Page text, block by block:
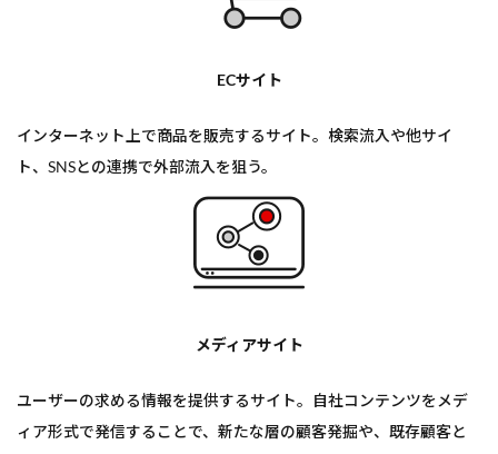
ECサイト
インターネット上で商品を販売するサイト。検索流入や他サイ
ト、SNSとの連携で外部流入を狙う。
メディアサイト
ユーザーの求める情報を提供するサイト。自社コンテンツをメデ
ィア形式で発信することで、新たな層の顧客発掘や、既存顧客と